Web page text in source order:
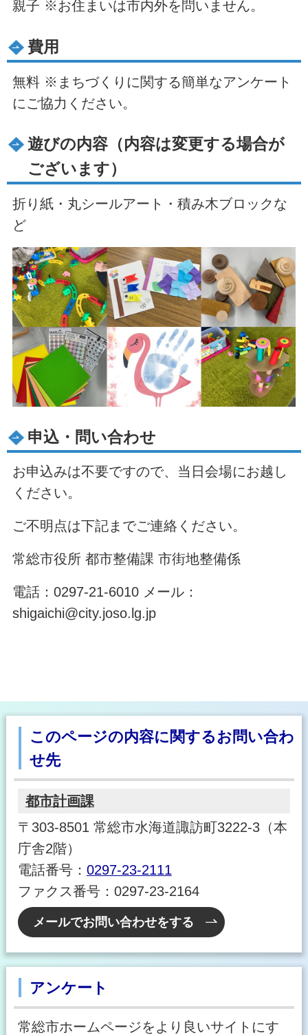
親子 ※お住まいは市内外を問いません。
費用
無料 ※まちづくりに関する簡単なアンケート
にご協力ください。
遊びの内容（内容は変更する場合が
ございます）
折り紙・丸シールアート・積み木ブロックな
ど
申込・問い合わせ
お申込みは不要ですので、当日会場にお越し
ください。
ご不明点は下記までご連絡ください。
常総市役所 都市整備課 市街地整備係
電話：0297-21-6010 メール：
shigaichi@city.joso.lg.jp
このページの内容に関するお問い合わ
せ先
都市計画課
〒303-8501 常総市水海道諏訪町3222-3（本
庁舎2階）
電話番号： 0297-23-2111
ファクス番号：0297-23-2164
メールでお問い合わせをする
アンケート
常総市ホームページをより良いサイトにす